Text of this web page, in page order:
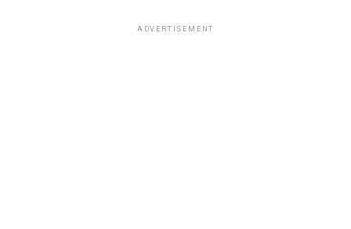
ADVERTISEMENT